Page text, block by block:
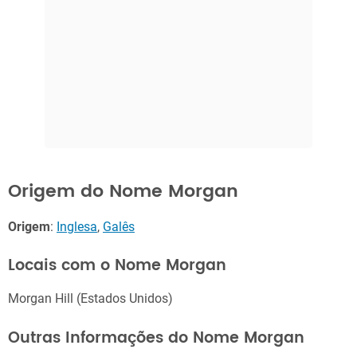
Origem do Nome Morgan
Origem: Inglesa, Galês
Locais com o Nome Morgan
Morgan Hill (Estados Unidos)
Outras Informações do Nome Morgan